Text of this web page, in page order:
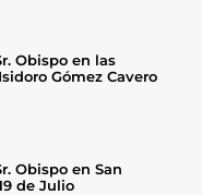
Obispo en las
Gómez Cavero
Obispo en San
de Julio